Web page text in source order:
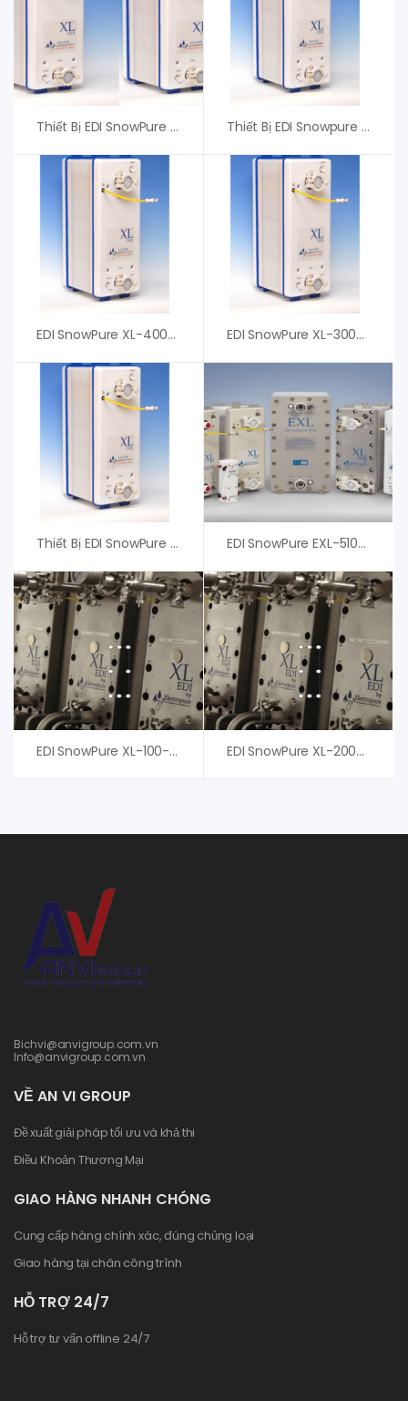
Thiết Bị EDI SnowPure XL-400-R – Phân Phối Chính Hãng Thiết Bị EDI Snowpure XL-100-R – Phân Phối Chính Hãng
EDI SnowPure XL-400-HTS – Thiết Bị Khử Ion EDI SnowPure XL-300-HTS – Thiết Bị Khử Ion Nước Tinh Khiết Hiệu Suất Cao
Thiết Bị EDI SnowPure XL-100-R – An Vi Group EDI SnowPure EXL-510-HTS – An Vi Group Phân Phối
EDI SnowPure XL-100-HTS – An Vi Group EDI SnowPure XL-200-HTS – Thiết Bị Khử Ion
Bichvi@anvigroup.com.vn
Info@anvigroup.com.vn
VỀ AN VI GROUP
Đề xuất giải pháp tối ưu và khả thi
Điều Khoản Thương Mại
GIAO HÀNG NHANH CHÓNG
Cung cấp hàng chính xác, đúng chủng loại
Giao hàng tại chân công trình
HỖ TRỢ 24/7
Hỗ trợ tư vấn offline 24/7